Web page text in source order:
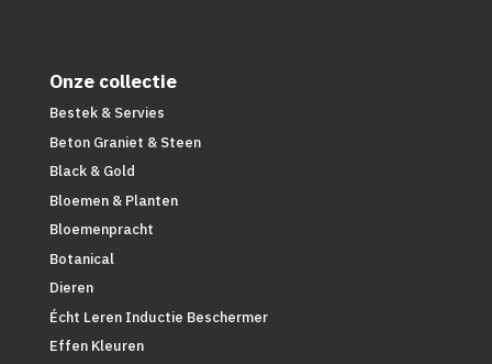
Onze collectie
Bestek & Servies
Beton Graniet & Steen
Black & Gold
Bloemen & Planten
Bloemenpracht
Botanical
Dieren
Écht Leren Inductie Beschermer
Effen Kleuren